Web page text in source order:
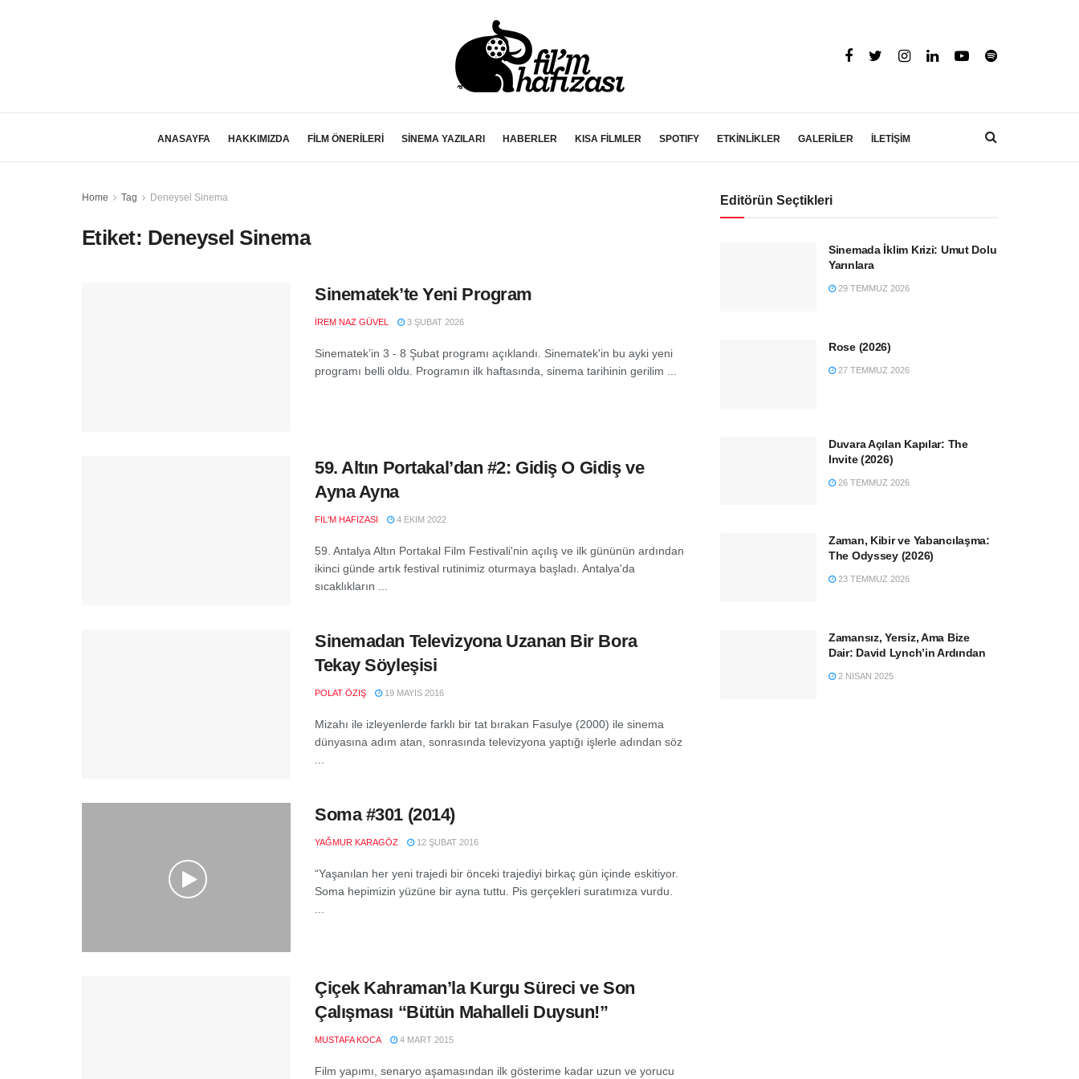
ANASAYFA HAKKIMIZDA FİLM ÖNERİLERİ SİNEMA YAZILARI HABERLER KISA FİLMLER SPOTIFY ETKİNLİKLER GALERİLER İLETİŞİM
Home Tag Deneysel Sinema
Etiket: Deneysel Sinema
Sinematek’te Yeni Program
İREM NAZ GÜVEL 3 ŞUBAT 2026
Sinematek’in 3 - 8 Şubat programı açıklandı. Sinematek'in bu ayki yeni
programı belli oldu. Programın ilk haftasında, sinema tarihinin gerilim ...
59. Altın Portakal’dan #2: Gidiş O Gidiş ve
Ayna Ayna
FIL'M HAFIZASI 4 EKIM 2022
59. Antalya Altın Portakal Film Festivali'nin açılış ve ilk gününün ardından
ikinci günde artık festival rutinimiz oturmaya başladı. Antalya'da
sıcaklıkların ...
Sinemadan Televizyona Uzanan Bir Bora
Tekay Söyleşisi
POLAT ÖZIŞ 19 MAYIS 2016
Mizahı ile izleyenlerde farklı bir tat bırakan Fasulye (2000) ile sinema
dünyasına adım atan, sonrasında televizyona yaptığı işlerle adından söz
Soma #301 (2014)
YAĞMUR KARAGÖZ 12 ŞUBAT 2016
“Yaşanılan her yeni trajedi bir önceki trajediyi birkaç gün içinde eskitiyor.
Soma hepimizin yüzüne bir ayna tuttu. Pis gerçekleri suratımıza vurdu.
Çiçek Kahraman’la Kurgu Süreci ve Son
Çalışması “Bütün Mahalleli Duysun!”
MUSTAFA KOCA 4 MART 2015
Film yapımı, senaryo aşamasından ilk gösterime kadar uzun ve yorucu
Editörün Seçtikleri
Sinemada İklim Krizi: Umut Dolu
Yarınlara
29 TEMMUZ 2026
Rose (2026)
27 TEMMUZ 2026
Duvara Açılan Kapılar: The
Invite (2026)
26 TEMMUZ 2026
Zaman, Kibir ve Yabancılaşma:
The Odyssey (2026)
23 TEMMUZ 2026
Zamansız, Yersiz, Ama Bize
Dair: David Lynch’in Ardından
2 NISAN 2025